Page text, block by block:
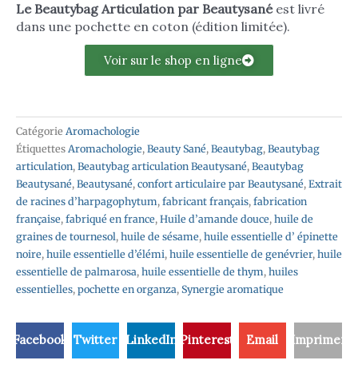
Le Beautybag Articulation par Beautysanéest livré
dans une pochette en coton (édition limitée).
Voir sur le shop en ligne
Catégorie Aromachologie
Étiquettes Aromachologie, Beauty Sané, Beautybag, Beautybag
articulation, Beautybag articulation Beautysané, Beautybag
Beautysané, Beautysané, confort articulaire par Beautysané, Extrait
de racines d’harpagophytum, fabricant français, fabrication
française, fabriqué en france, Huile d’amande douce, huile de
graines de tournesol, huile de sésame, huile essentielle d’ épinette
noire, huile essentielle d’élémi, huile essentielle de genévrier, huile
essentielle de palmarosa, huile essentielle de thym, huiles
essentielles, pochette en organza, Synergie aromatique
Facebook Twitter LinkedIn Pinterest Email Imprimer